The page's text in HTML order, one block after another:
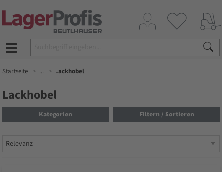
Startseite ... Lackhobel
Lackhobel
Kategorien Filtern / Sortieren